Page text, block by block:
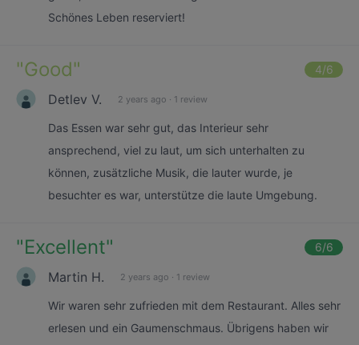
Schönes Leben reserviert!
"Good" 4/6
Detlev V. 2 years ago · 1 review
Das Essen war sehr gut, das Interieur sehr
ansprechend, viel zu laut, um sich unterhalten zu
können, zusätzliche Musik, die lauter wurde, je
besuchter es war, unterstütze die laute Umgebung.
"Excellent" 6/6
Martin H. 2 years ago · 1 review
Wir waren sehr zufrieden mit dem Restaurant. Alles sehr
erlesen und ein Gaumenschmaus. Übrigens haben wir